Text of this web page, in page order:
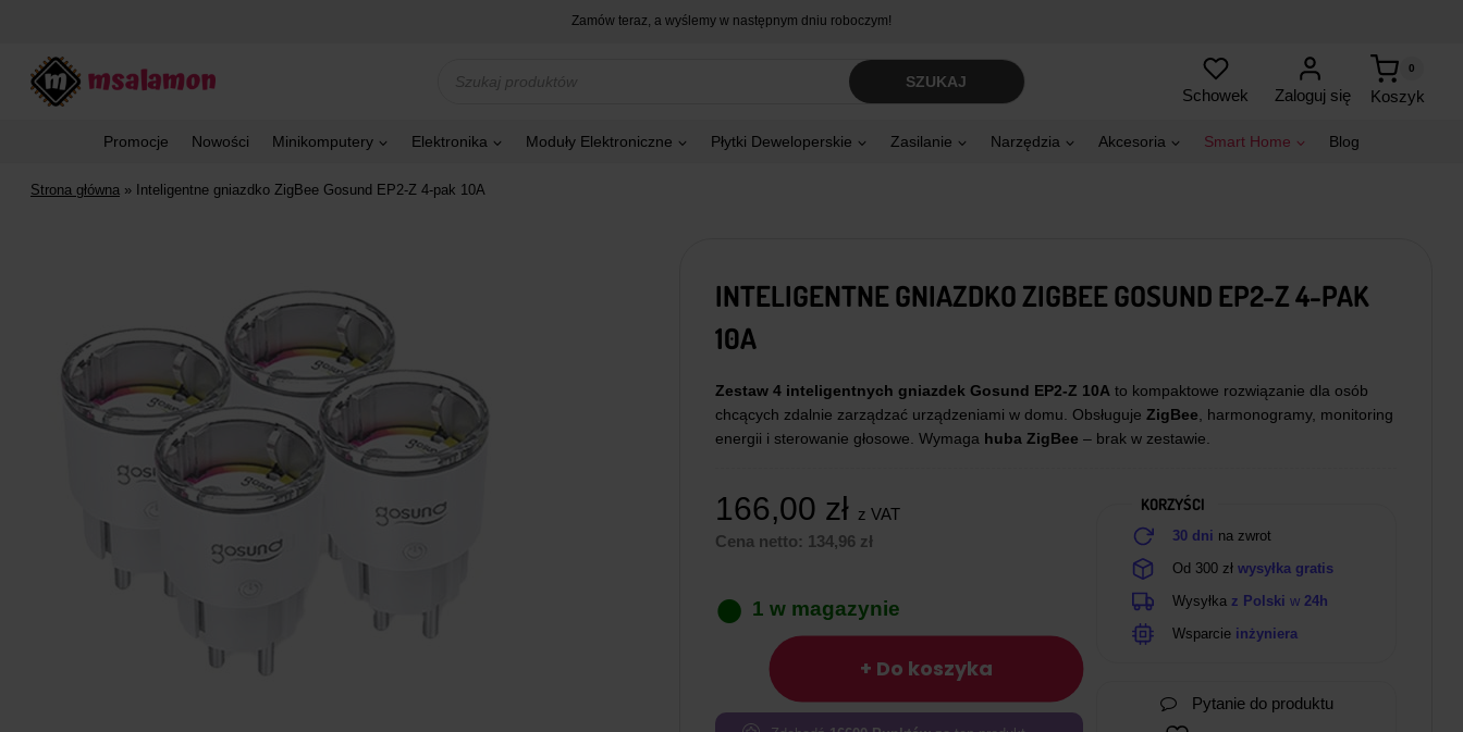
Zamów teraz, a wyślemy w następnym dniu roboczym!
produktów
SZUKAJ
Schowek Zaloguj się Koszyk
0
Promocje Nowości Minikomputery Elektronika Moduły Elektroniczne Płytki Deweloperskie Zasilanie Narzędzia Akcesoria Smart Home Blog
Strona główna » Inteligentne gniazdko ZigBee Gosund EP2-Z 4-pak 10A
INTELIGENTNE GNIAZDKO ZIGBEE GOSUND EP2-Z 4-PAK
10A
Zestaw 4 inteligentnych gniazdek Gosund EP2-Z 10Ato kompaktowe rozwiązanie dla osób
chcących zdalnie zarządzać urządzeniami w domu. Obsługuje ZigBee, harmonogramy, monitoring
energii i sterowanie głosowe. Wymaga huba ZigBee – brak w zestawie.
166,00 zł z VAT
Cena netto: 134,96 zł
1 w magazynie
Inteligentne
ZigBee
+ Do koszyka
KORZYŚCI
30 dni na zwrot
Od 300 złwysyłka gratis
Wysyłka z Polskiw24h
Wsparcie inżyniera
Pytanie do produktu